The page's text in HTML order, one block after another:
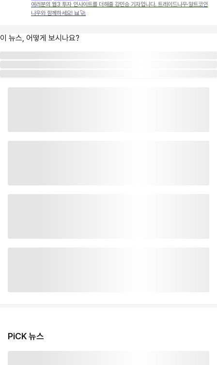
여러분의 웹3 투자 인사이트를 더해줄 강민승 기자입니다. 트레이드나우·알트코인
나우와 함께하세요! 📊🚀
이 뉴스, 어떻게 보시나요?
PiCK 뉴스